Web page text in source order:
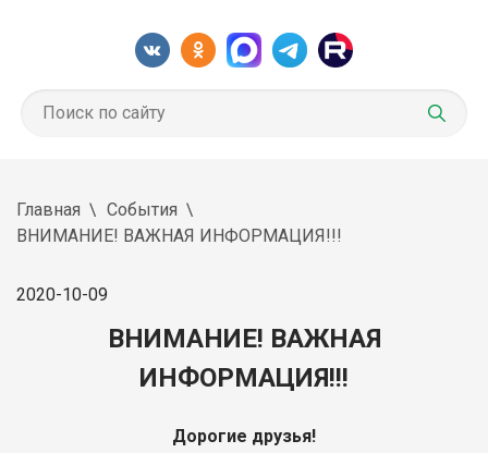
Главная
События
ВНИМАНИЕ! ВАЖНАЯ ИНФОРМАЦИЯ!!!
2020-10-09
ВНИМАНИЕ! ВАЖНАЯ
ИНФОРМАЦИЯ!!!
Дорогие друзья!